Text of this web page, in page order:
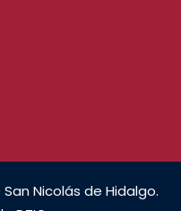
Nicolás de Hidalgo.